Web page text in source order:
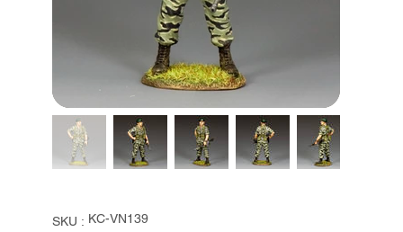
SKU : SKU
KC-
KC-VN139